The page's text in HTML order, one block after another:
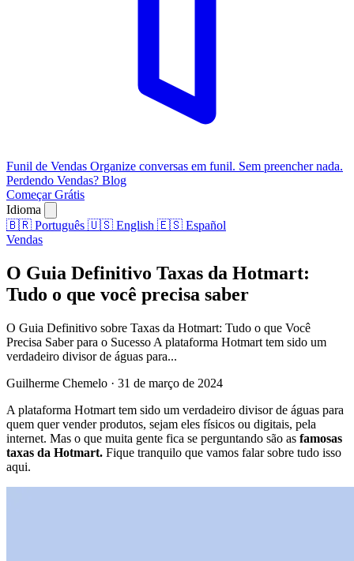
Funil de Vendas Organize conversas em funil. Sem preencher nada.
Perdendo Vendas? Blog
Começar Grátis
Idioma
🇧🇷 Português 🇺🇸 English 🇪🇸 Español
Vendas
O Guia Definitivo Taxas da Hotmart:
Tudo o que você precisa saber
O Guia Definitivo sobre Taxas da Hotmart: Tudo o que Você
Precisa Saber para o Sucesso A plataforma Hotmart tem sido um
verdadeiro divisor de águas para...
Guilherme Chemelo · 31 de março de 2024
A plataforma Hotmart tem sido um verdadeiro divisor de águas para
quem quer vender produtos, sejam eles físicos ou digitais, pela
internet. Mas o que muita gente fica se perguntando são as famosas
taxas da Hotmart. Fique tranquilo que vamos falar sobre tudo isso
aqui.